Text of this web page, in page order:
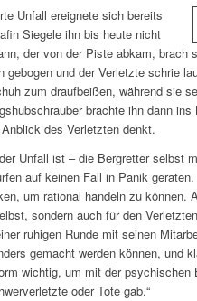
Unfall ereignete sich bereits
Siegele ihn bis heute nicht
der von der Piste abkam, brach
gebogen und der Verletzte schrie
zum draufbeißen, während sie
brachte ihn dann
des Verletzten denkt.
Unfall ist – die Bergretter selbst
auf keinen Fall in Panik
um rational handeln zu
sondern auch für den
ruhigen Runde mit seinen
gemacht werden können, und
wichtig, um mit der
oder Tote gab.“